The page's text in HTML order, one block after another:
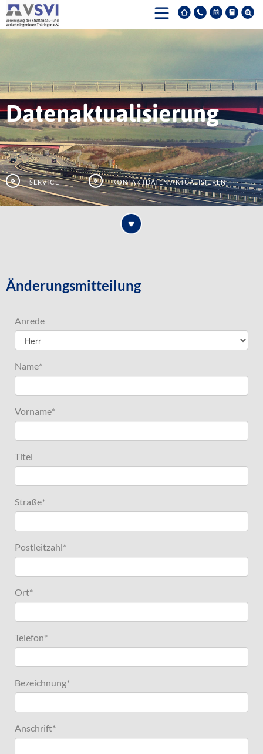
Datenaktualisierung
Service Kontaktdaten aktualisieren
Änderungsmitteilung
Anrede
Name*
Vorname*
Titel
Straße*
Postleitzahl*
Ort*
Telefon*
Bezeichnung*
Anschrift*